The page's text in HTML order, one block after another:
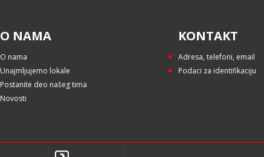
O NAMA
O nama
Unajmljujemo lokale
Postanite deo našeg tima
Novosti
KONTAKT
Adresa, telefoni, email
Podaci za identifikaciju